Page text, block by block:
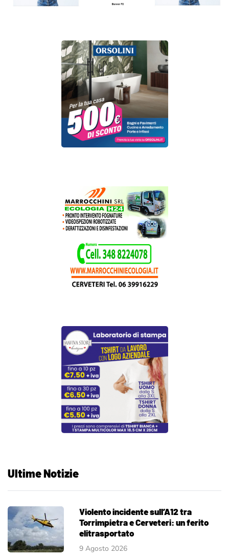
Ultime Notizie
Violento incidente sull’A12 tra
Torrimpietra e Cerveteri: un ferito
elitrasportato
9 Agosto 2026